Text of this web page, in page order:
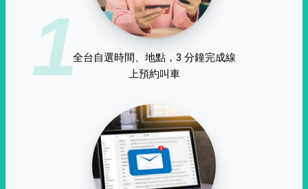
1全台自選時間、地點，3 分鐘完成線
上預約叫車